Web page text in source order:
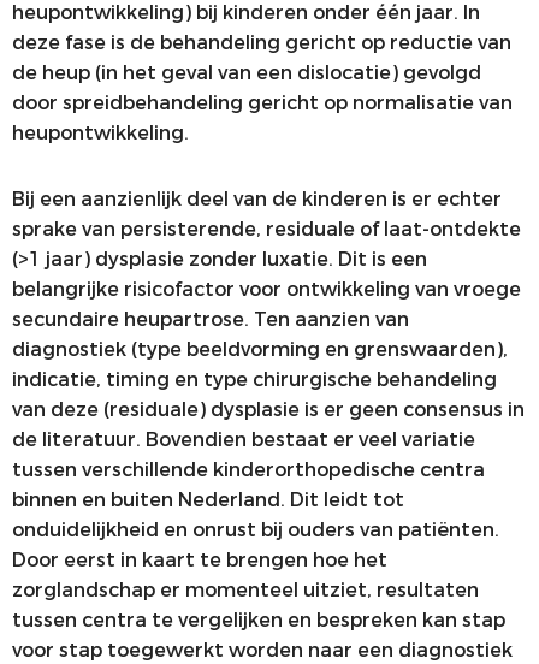
heupontwikkeling) bij kinderen onder één jaar. In
deze fase is de behandeling gericht op reductie van
de heup (in het geval van een dislocatie) gevolgd
door spreidbehandeling gericht op normalisatie van
heupontwikkeling.
Bij een aanzienlijk deel van de kinderen is er echter
sprake van persisterende, residuale of laat-ontdekte
(>1 jaar) dysplasie zonder luxatie. Dit is een
belangrijke risicofactor voor ontwikkeling van vroege
secundaire heupartrose. Ten aanzien van
diagnostiek (type beeldvorming en grenswaarden),
indicatie, timing en type chirurgische behandeling
van deze (residuale) dysplasie is er geen consensus in
de literatuur. Bovendien bestaat er veel variatie
tussen verschillende kinderorthopedische centra
binnen en buiten Nederland. Dit leidt tot
onduidelijkheid en onrust bij ouders van patiënten.
Door eerst in kaart te brengen hoe het
zorglandschap er momenteel uitziet, resultaten
tussen centra te vergelijken en bespreken kan stap
voor stap toegewerkt worden naar een diagnostiek